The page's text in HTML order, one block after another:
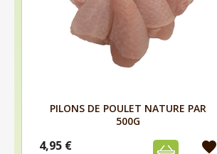
Aperçu
PILONS DE POULET NATURE PAR
500G
4,95 € favorite